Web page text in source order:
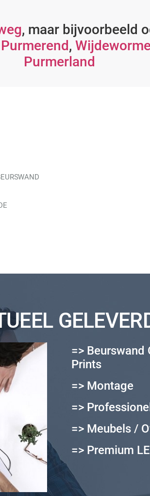
, maar bijvoorbeeld
Purmerend,
Purmerland
=> Beurswand
Prints
=> Montage
=>
=> Meubels /
=> Premium